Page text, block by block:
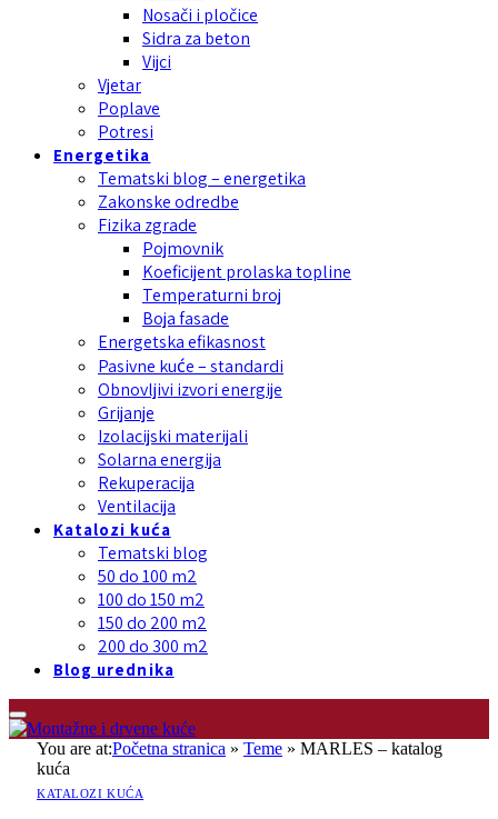
Nosači i pločice
Sidra za beton
Vijci
Vjetar
Poplave
Potresi
Energetika
Tematski blog – energetika
Zakonske odredbe
Fizika zgrade
Pojmovnik
Koeficijent prolaska topline
Temperaturni broj
Boja fasade
Energetska efikasnost
Pasivne kuće – standardi
Obnovljivi izvori energije
Grijanje
Izolacijski materijali
Solarna energija
Rekuperacija
Ventilacija
Katalozi kuća
Tematski blog
50 do 100 m2
100 do 150 m2
150 do 200 m2
200 do 300 m2
Blog urednika
You are at:Početna stranica » Teme » MARLES – katalog
kuća
KATALOZI KUĆA